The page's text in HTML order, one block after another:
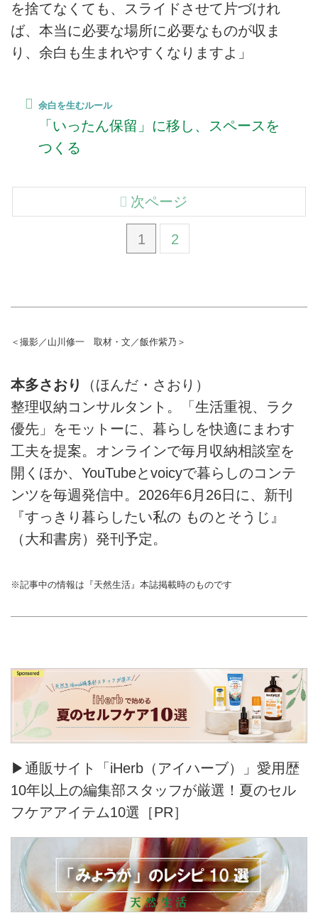
を捨てなくても、スライドさせて片づけれ
ば、本当に必要な場所に必要なものが収ま
り、余白も生まれやすくなりますよ」
余白を生むルール
「いったん保留」に移し、スペースを
つくる
1 2
次ページ
＜撮影／山川修一 取材・文／飯作紫乃＞
本多さおり
（ほんだ・さおり）
整理収納コンサルタント。「生活重視、ラク
優先」をモットーに、暮らしを快適にまわす
工夫を提案。オンラインで毎月収納相談室を
開くほか、YouTubeとvoicyで暮らしのコンテ
ンツを毎週発信中。2026年6月26日に、新刊
『すっきり暮らしたい私の ものとそうじ』
（大和書房）発刊予定。
※記事中の情報は『天然生活』本誌掲載時のものです
▶通販サイト「iHerb（アイハーブ）」愛用歴
10年以上の編集部スタッフが厳選！夏のセル
フケアアイテム10選［PR］